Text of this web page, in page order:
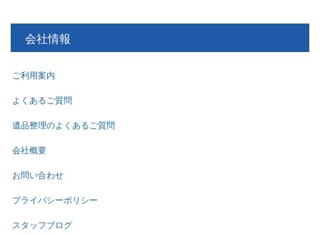
会社情報
ご利用案内
よくあるご質問
遺品整理のよくあるご質問
会社概要
お問い合わせ
プライバシーポリシー
スタッフブログ